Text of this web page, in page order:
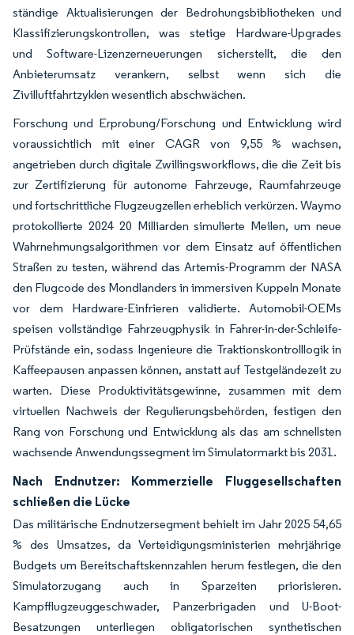
ständige Aktualisierungen der Bedrohungsbibliotheken und
Klassifizierungskontrollen, was stetige Hardware-Upgrades
und Software-Lizenzerneuerungen sicherstellt, die den
Anbieterumsatz verankern, selbst wenn sich die
Zivilluftfahrtzyklen wesentlich abschwächen.
Forschung und Erprobung/Forschung und Entwicklung wird
voraussichtlich mit einer CAGR von 9,55 % wachsen,
angetrieben durch digitale Zwillingsworkflows, die die Zeit bis
zur Zertifizierung für autonome Fahrzeuge, Raumfahrzeuge
und fortschrittliche Flugzeugzellen erheblich verkürzen. Waymo
protokollierte 2024 20 Milliarden simulierte Meilen, um neue
Wahrnehmungsalgorithmen vor dem Einsatz auf öffentlichen
Straßen zu testen, während das Artemis-Programm der NASA
den Flugcode des Mondlanders in immersiven Kuppeln Monate
vor dem Hardware-Einfrieren validierte. Automobil-OEMs
speisen vollständige Fahrzeugphysik in Fahrer-in-der-Schleife-
Prüfstände ein, sodass Ingenieure die Traktionskontrolllogik in
Kaffeepausen anpassen können, anstatt auf Testgeländezeit zu
warten. Diese Produktivitätsgewinne, zusammen mit dem
virtuellen Nachweis der Regulierungsbehörden, festigen den
Rang von Forschung und Entwicklung als das am schnellsten
wachsende Anwendungssegment im Simulatormarkt bis 2031.
Nach Endnutzer: Kommerzielle Fluggesellschaften
schließen die Lücke
Das militärische Endnutzersegment behielt im Jahr 2025 54,65
% des Umsatzes, da Verteidigungsministerien mehrjährige
Budgets um Bereitschaftskennzahlen herum festlegen, die den
Simulatorzugang auch in Sparzeiten priorisieren.
Kampfflugzeuggeschwader, Panzerbrigaden und U-Boot-
Besatzungen unterliegen obligatorischen synthetischen